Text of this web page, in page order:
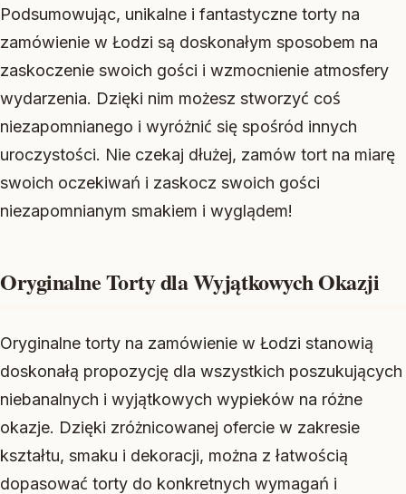
Podsumowując, unikalne i fantastyczne torty na
zamówienie w Łodzi są doskonałym sposobem na
zaskoczenie swoich gości i wzmocnienie atmosfery
wydarzenia. Dzięki nim możesz stworzyć coś
niezapomnianego i wyróżnić się spośród innych
uroczystości. Nie czekaj dłużej, zamów tort na miarę
swoich oczekiwań i zaskocz swoich gości
niezapomnianym smakiem i wyglądem!
Oryginalne Torty dla Wyjątkowych Okazji
Oryginalne torty na zamówienie w Łodzi stanowią
doskonałą propozycję dla wszystkich poszukujących
niebanalnych i wyjątkowych wypieków na różne
okazje. Dzięki zróżnicowanej ofercie w zakresie
kształtu, smaku i dekoracji, można z łatwością
dopasować torty do konkretnych wymagań i